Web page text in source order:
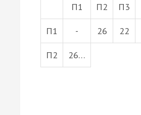
П1 П2 П3
П1 - 26 22
П2 26…